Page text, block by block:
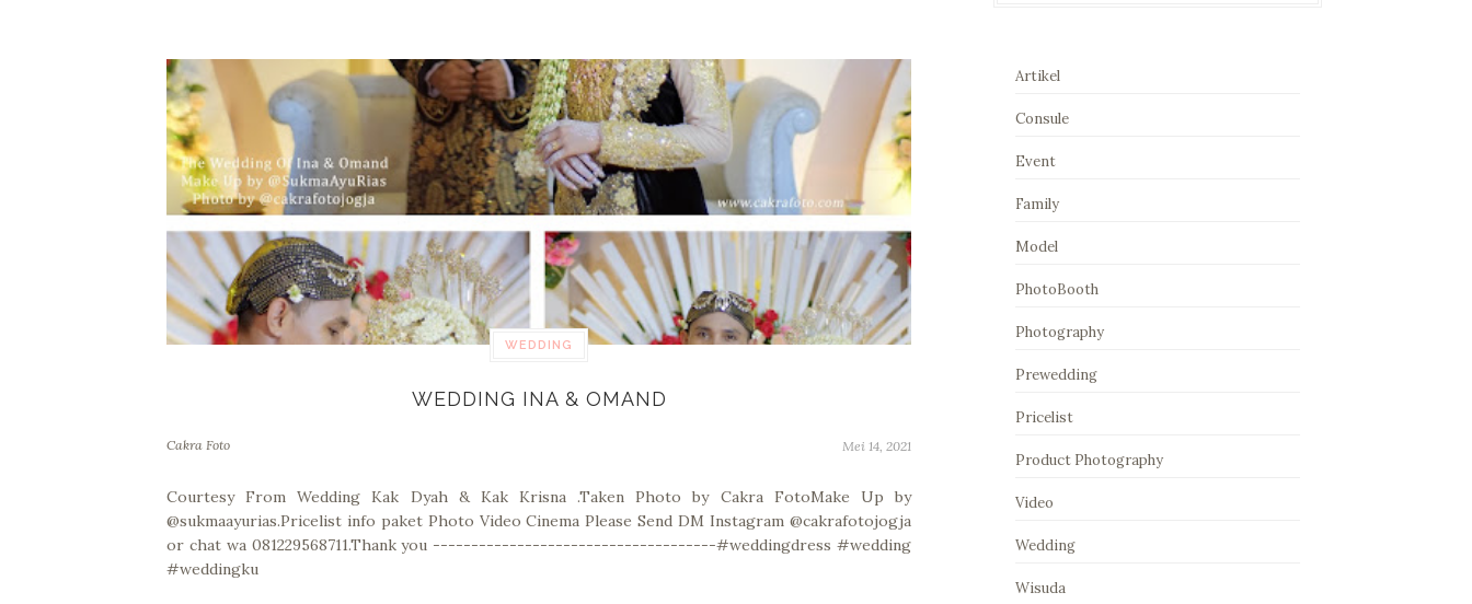
WEDDING
WEDDING INA & OMAND
Cakra Foto Mei 14, 2021
Courtesy From Wedding Kak Dyah & Kak Krisna .Taken Photo by Cakra FotoMake Up by
@sukmaayurias.Pricelist info paket Photo Video Cinema Please Send DM Instagram @cakrafotojogja
or chat wa 081229568711.Thank you -------------------------------------#weddingdress #wedding
#weddingku
Artikel
Consule
Event
Family
Model
PhotoBooth
Photography
Prewedding
Pricelist
Product Photography
Video
Wedding
Wisuda